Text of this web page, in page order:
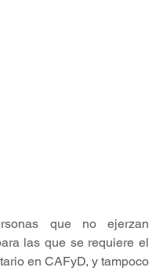
que no ejerzan
las que se requiere el
en CAFyD, y tampoco